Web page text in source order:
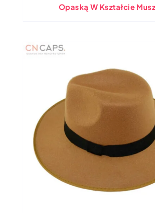
Opaską W Kształcie